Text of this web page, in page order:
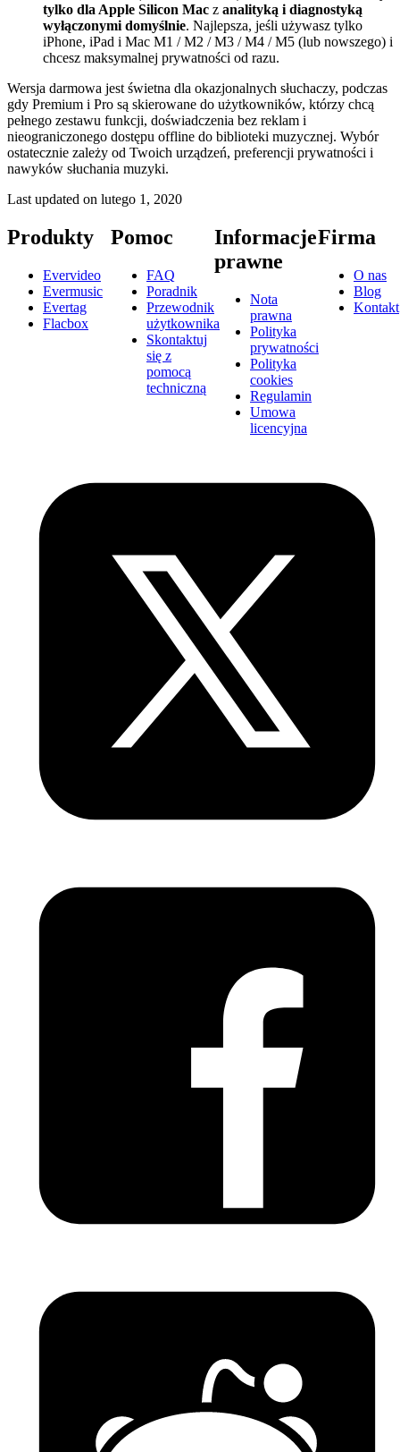
tylko dla Apple Silicon Mac z analityką i diagnostyką
wyłączonymi domyślnie. Najlepsza, jeśli używasz tylko
iPhone, iPad i Mac M1 / M2 / M3 / M4 / M5 (lub nowszego) i
chcesz maksymalnej prywatności od razu.
Wersja darmowa jest świetna dla okazjonalnych słuchaczy, podczas
gdy Premium i Pro są skierowane do użytkowników, którzy chcą
pełnego zestawu funkcji, doświadczenia bez reklam i
nieograniczonego dostępu offline do biblioteki muzycznej. Wybór
ostatecznie zależy od Twoich urządzeń, preferencji prywatności i
nawyków słuchania muzyki.
Last updated on lutego 1, 2020
Produkty
Evervideo
Evermusic
Evertag
Flacbox
Pomoc
FAQ
Poradnik
Przewodnik
użytkownika
Skontaktuj
się z
pomocą
techniczną
Informacje
prawne
Nota
prawna
Polityka
prywatności
Polityka
cookies
Regulamin
Umowa
licencyjna
Firma
O nas
Blog
Kontakt